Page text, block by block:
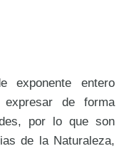
exponente entero
de forma
por lo que son
de la Naturaleza,